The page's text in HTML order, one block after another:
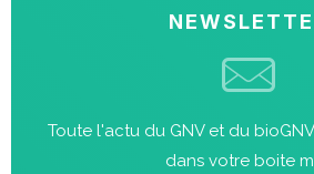
Toute l'actu du GNV et du
dans votre boite